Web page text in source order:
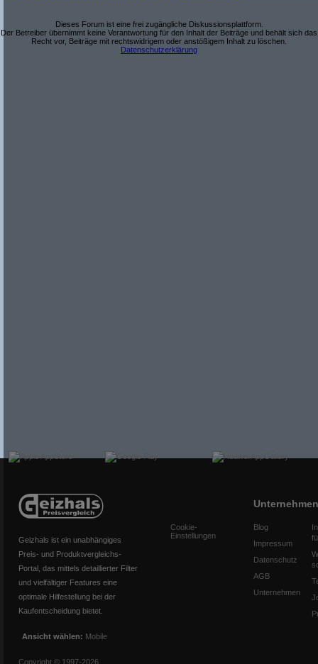
Dieses Forum ist eine frei zugängliche Diskussionsplattform.
Der Betreiber übernimmt keine Verantwortung für den Inhalt der Beiträge und behält sich das
Recht vor, Beiträge mit rechtswidrigem oder anstößigem Inhalt zu löschen.
Datenschutzerklärung
Geizhals ist ein unabhängiges
Preis- und Produktvergleichs-
Portal, das mittels detaillierter Filter
und vielfältiger Features eine
optimale Hilfestellung bei der
Kaufentscheidung bietet.
Ansicht wählen: Mobile
Copyright © 1997-2026
Cookie-
Einstellungen
Unternehmen
Blog
Impressum
Datenschutz
AGB
Unternehmen